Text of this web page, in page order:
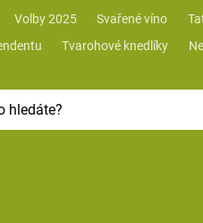
Volby 2025 Svařené víno
Tvarohové knedlíky